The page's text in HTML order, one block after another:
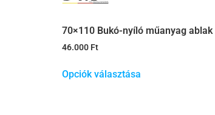
70×110 Bukó-nyíló műanyag ablak
46.000 Ft
Opciók választása